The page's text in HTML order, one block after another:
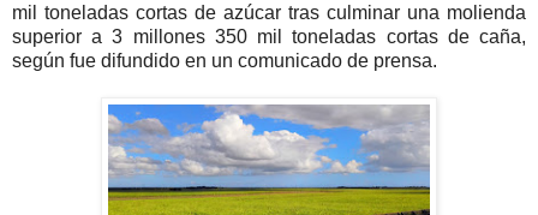
mil toneladas cortas de azúcar tras culminar una molienda
superior a 3 millones 350 mil toneladas cortas de caña,
según fue difundido en un comunicado de prensa.